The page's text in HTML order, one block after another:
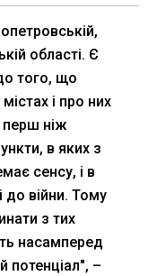
області. Є
того, що
і про них
перш ніж
в яких з
сенсу, і в
війни. Тому
з тих
насамперед
потенціал", –